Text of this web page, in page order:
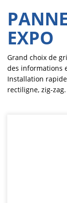
EXPO
Grand choix de
des informations
Installation
rectiligne, zig-zag.